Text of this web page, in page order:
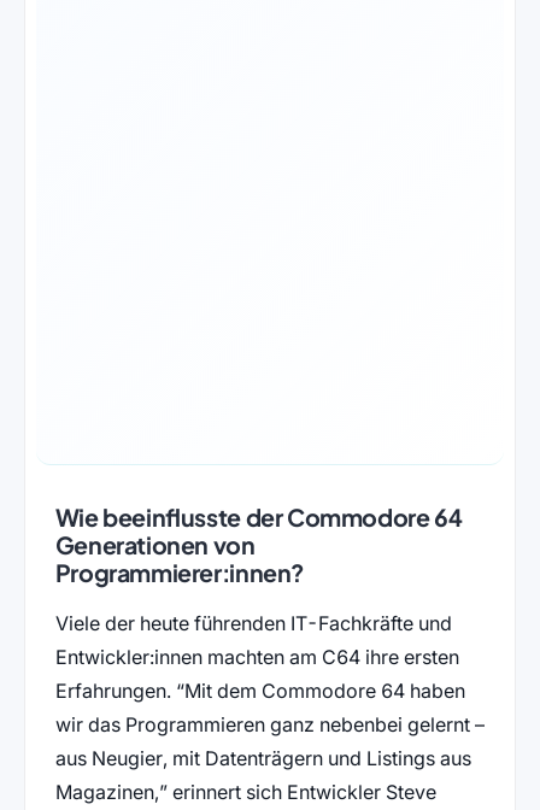
Wie beeinflusste der Commodore 64
Generationen von
Programmierer:innen?
Viele der heute führenden IT-Fachkräfte und
Entwickler:innen machten am C64 ihre ersten
Erfahrungen. “Mit dem Commodore 64 haben
wir das Programmieren ganz nebenbei gelernt –
aus Neugier, mit Datenträgern und Listings aus
Magazinen,” erinnert sich Entwickler Steve